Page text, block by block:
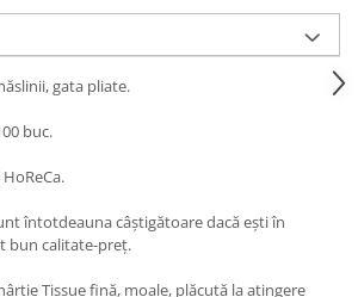
gata pliate.
buc.
întotdeauna câștigătoare dacă ești în
bun calitate-preț.
Tissue fină, moale, plăcută la atingere